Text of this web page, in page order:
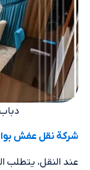
شركة نقل عفش
عند النقل، يتطلب